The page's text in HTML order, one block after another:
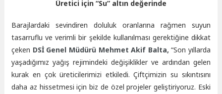
Üretici için “Su” altın değerinde
Barajlardaki sevindiren doluluk oranlarına rağmen suyun
tasarruflu ve verimli bir şekilde kullanılması gerektiğine dikkat
çeken DSİ Genel Müdürü Mehmet Akif Balta,“Son yıllarda
yaşadığımız yağış rejimindeki değişiklikler ve ardından gelen
kurak en çok üreticilerimizi etkiledi. Çiftçimizin su sıkıntısını
daha az hissetmesi için biz de özel projeler geliştiriyoruz. Eski